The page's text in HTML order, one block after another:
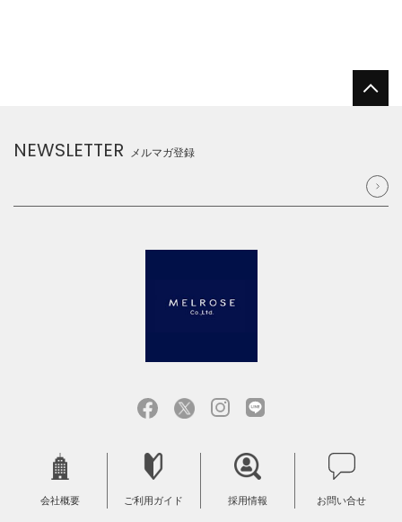
NEWSLETTER メルマガ登録
会社概要 ご利用ガイド 採用情報 お問い合せ